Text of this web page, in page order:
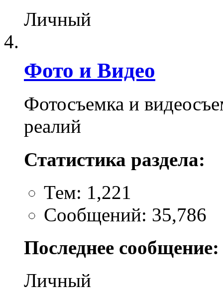
Личный
Фото и Видео
Фотосъемка и
реалий
Статистика раздела:
Тем: 1,221
Сообщений: 35,786
Последнее сообщение:
Личный